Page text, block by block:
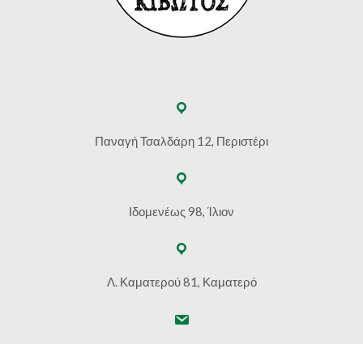
Παναγή Τσαλδάρη 12, Περιστέρι
Ιδομενέως 98, Ίλιον
Λ. Καματερού 81, Καματερό